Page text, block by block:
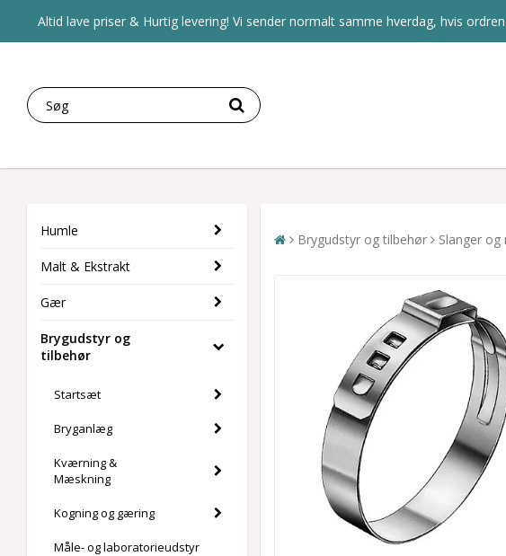
Altid lave priser & Hurtig levering! Vi sender normalt samme hverdag, hvis
Humle
Malt & Ekstrakt
Gær
Brygudstyr og
tilbehør
Startsæt
Bryganlæg
Kværning &
Mæskning
Kogning og gæring
Måle- og laboratorieudstyr
Brygudstyr og tilbehør Slanger og